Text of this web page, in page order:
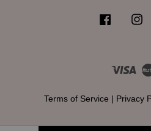
Facebook
Terms of Service Privacy